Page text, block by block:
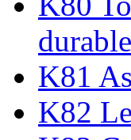
durable
K81
K82